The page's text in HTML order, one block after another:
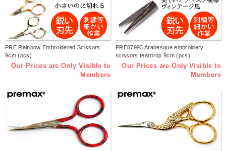
PRE Rainbow Embroidered Scissors
9cm (pcs)
Our Prices are Only Visible to
Members
PRE87993 Arabesque embroidery
scissors teardrop 9cm (pcs)
Our Prices are Only Visible to
Members